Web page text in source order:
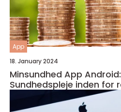
App
18. January 2024
Minsundhed App
Sundhedspleje inden for